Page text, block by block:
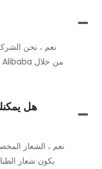
نعم ، نحن
هل
نعم ، الشعار
يكون شعار